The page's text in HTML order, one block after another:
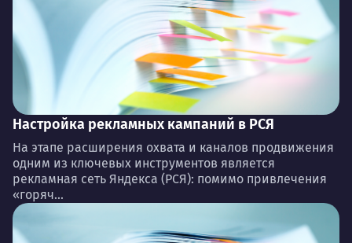
Настройка рекламных кампаний в РСЯ
На этапе расширения охвата и каналов продвижения
одним из ключевых инструментов является
рекламная сеть Яндекса (РСЯ): помимо привлечения
«горяч...